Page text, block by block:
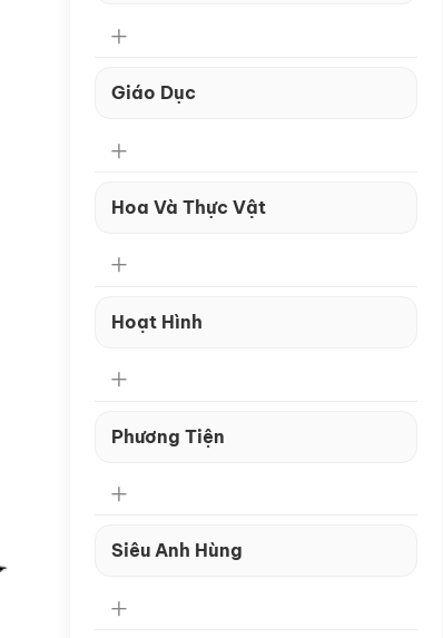
Giáo Dục
Hoa Và Thực Vật
Hoạt Hình
Phương Tiện
Siêu Anh Hùng